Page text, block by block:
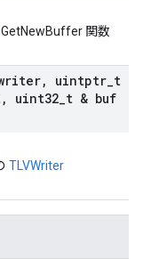
GetNewBuffer 関数
, uintptr t
, uint32 t & buf
TLVWriter